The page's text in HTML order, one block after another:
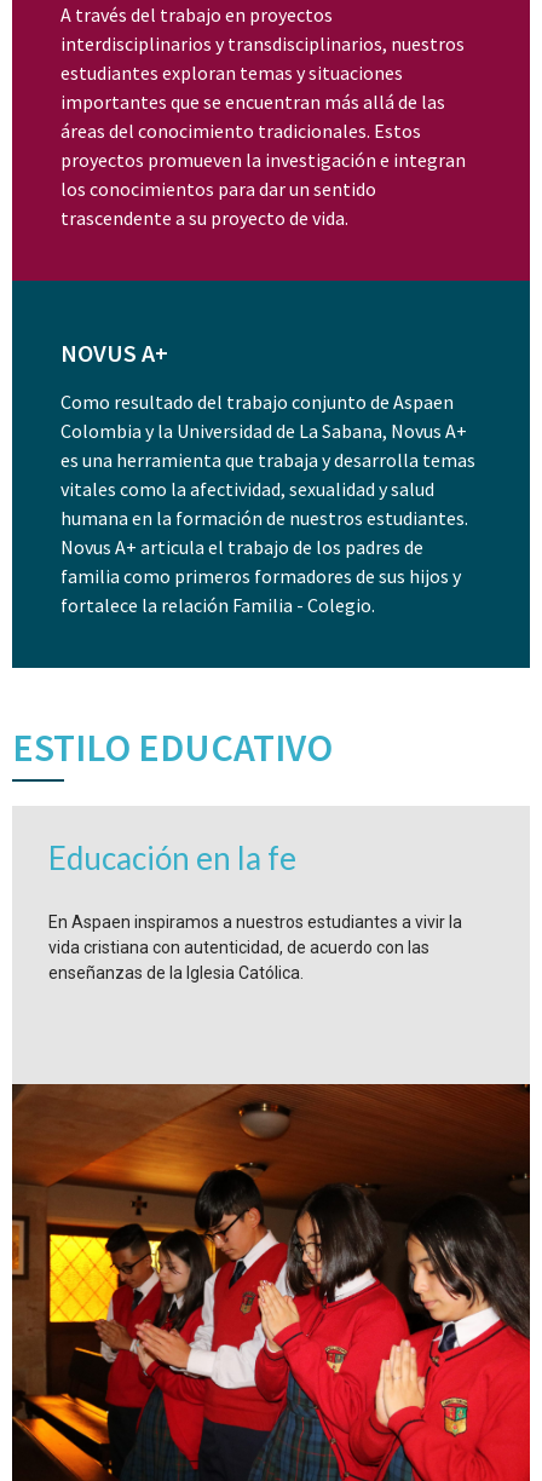
A través del trabajo en proyectos
interdisciplinarios y transdisciplinarios, nuestros
estudiantes exploran temas y situaciones
importantes que se encuentran más allá de las
áreas del conocimiento tradicionales. Estos
proyectos promueven la investigación e integran
los conocimientos para dar un sentido
trascendente a su proyecto de vida.
NOVUS A+
Como resultado del trabajo conjunto de Aspaen
Colombia y la Universidad de La Sabana, Novus A+
es una herramienta que trabaja y desarrolla temas
vitales como la afectividad, sexualidad y salud
humana en la formación de nuestros estudiantes.
Novus A+ articula el trabajo de los padres de
familia como primeros formadores de sus hijos y
fortalece la relación Familia - Colegio.
ESTILO EDUCATIVO
Educación en la fe
En Aspaen inspiramos a nuestros estudiantes a vivir la
vida cristiana con autenticidad, de acuerdo con las
enseñanzas de la Iglesia Católica.